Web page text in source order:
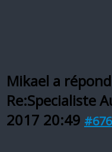
Mikael a
Re:Specialiste
2017 20:49